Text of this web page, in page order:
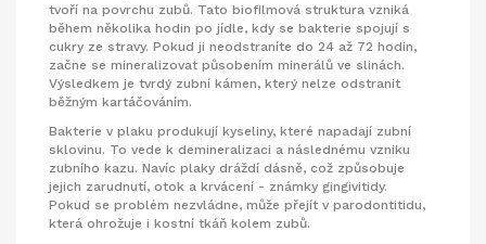
tvoří na povrchu zubů. Tato biofilmová struktura vzniká
během několika hodin po jídle, kdy se bakterie spojují s
cukry ze stravy. Pokud ji neodstraníte do 24 až 72 hodin,
začne se mineralizovat působením minerálů ve slinách.
Výsledkem je tvrdý zubní kámen, který nelze odstranit
běžným kartáčováním.
Bakterie v plaku produkují kyseliny, které napadají zubní
sklovinu. To vede k demineralizaci a následnému vzniku
zubního kazu. Navíc plaky dráždí dásně, což způsobuje
jejich zarudnutí, otok a krvácení - známky gingivitidy.
Pokud se problém nezvládne, může přejít v parodontitidu,
která ohrožuje i kostní tkáň kolem zubů.